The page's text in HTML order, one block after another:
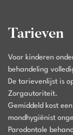
Tarieven
Voor kinderen
behandeling
De tarievenlijst is
Zorgautoriteit.
Gemiddeld kost
mondhygiënist
Parodontale